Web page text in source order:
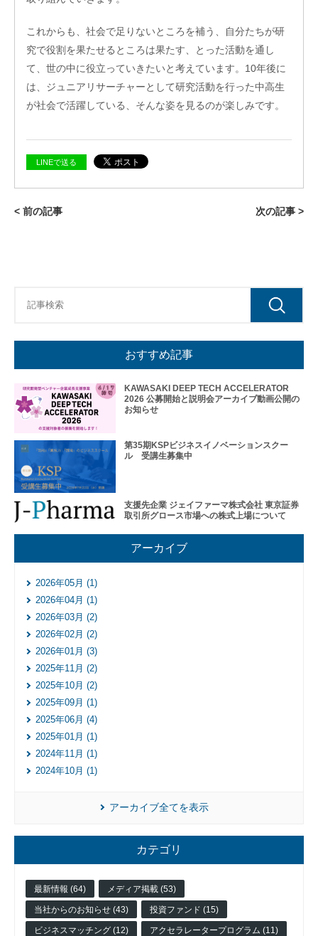
これからも、社会で足りないところを補う、自分たちが研
究で役割を果たせるところは果たす、とった活動を通し
て、世の中に役立っていきたいと考えています。10年後に
は、ジュニアリサーチャーとして研究活動を行った中高生
が社会で活躍している、そんな姿を見るのが楽しみです。
LINEで送る
< 前の記事 次の記事 >
おすすめ記事
KAWASAKI DEEP TECH ACCELERATOR
2026 公募開始と説明会アーカイブ動画公開の
お知らせ
第35期KSPビジネスイノベーションスクー
ル 受講生募集中
支援先企業 ジェイファーマ株式会社 東京証券
取引所グロース市場への株式上場について
アーカイブ
2026年05月 (1)
2026年04月 (1)
2026年03月 (2)
2026年02月 (2)
2026年01月 (3)
2025年11月 (2)
2025年10月 (2)
2025年09月 (1)
2025年06月 (4)
2025年01月 (1)
2024年11月 (1)
2024年10月 (1)
アーカイブ全てを表示
カテゴリ
最新情報 (64) メディア掲載 (53)
当社からのお知らせ (43) 投資ファンド (15)
ビジネスマッチング (12) アクセラレータープログラム (11)